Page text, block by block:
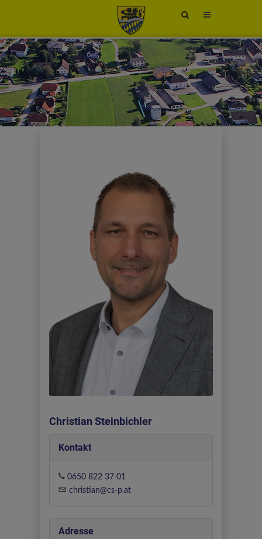
Site
toggle
Christian Steinbichler
Kontakt
0650 822 37 01
christian@cs-p.at
Adresse